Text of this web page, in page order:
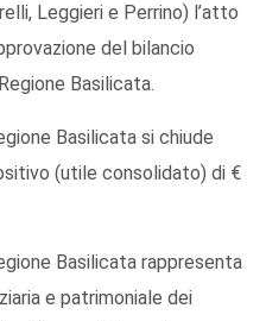
Leggieri e Perrino) l’atto
del bilancio
Basilicata.
Basilicata si chiude
(utile consolidato) di €
Basilicata rappresenta
e patrimoniale dei